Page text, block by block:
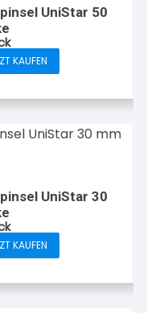
UniStar 50
KAUFEN
UniStar 30
KAUFEN